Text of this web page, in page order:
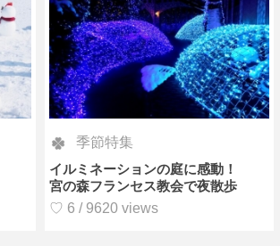
季節特集
イルミネーションの庭に感動！
宮の森フランセス教会で夜散歩
♡ 6 / 9620 views